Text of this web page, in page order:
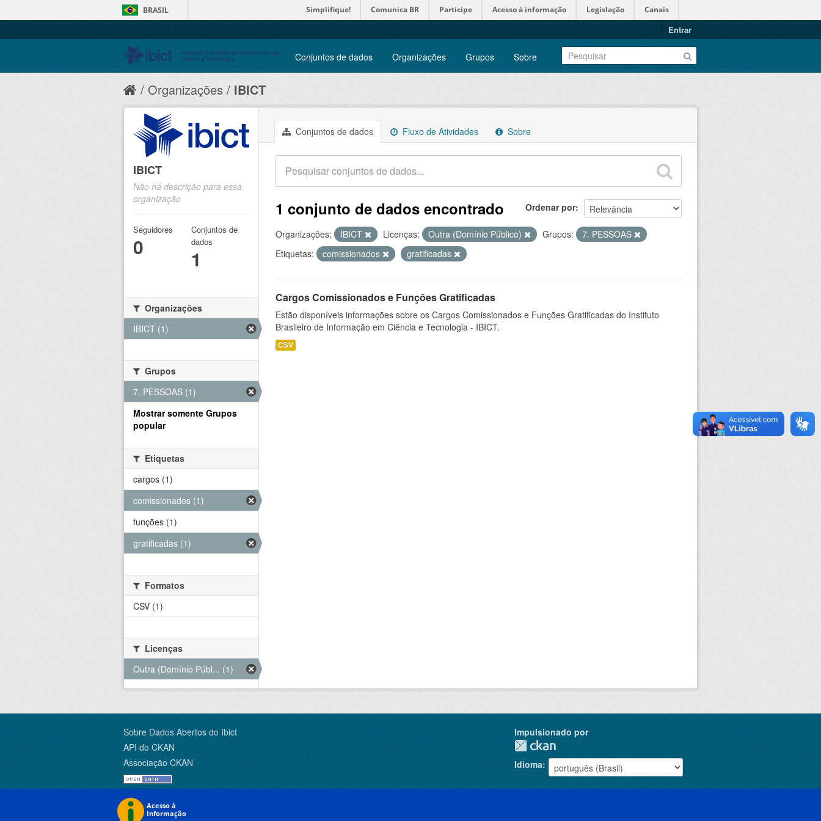
BRASIL Simplifique! Comunica BR Participe Acesso à informação Legislação Canais
Entrar
Conjuntos de dados Organizações Grupos Sobre
Organizações IBICT
Conjuntos de dados Fluxo de Atividades Sobre
Ordenar por
1 conjunto de dados encontrado
Organizações: IBICT Licenças: Outra (Domínio Público) Grupos:
7. PESSOAS
Etiquetas:
comissionados gratificadas
Cargos Comissionados e Funções Gratificadas
Estão disponíveis informações sobre os Cargos Comissionados e Funções Gratificadas do Instituto
Brasileiro de Informação em Ciência e Tecnologia - IBICT.
CSV
IBICT
Não há descrição para essa
organização
Seguidores
0
Conjuntos de
dados
1
Organizações
IBICT (1)
Grupos
7. PESSOAS (1)
Mostrar somente Grupos
popular
Etiquetas
cargos (1)
comissionados (1)
funções (1)
gratificadas (1)
Formatos
CSV (1)
Licenças
Outra (Domínio Públ... (1)
Sobre Dados Abertos do Ibict
API do CKAN
Associação CKAN
Impulsionado por
Idioma